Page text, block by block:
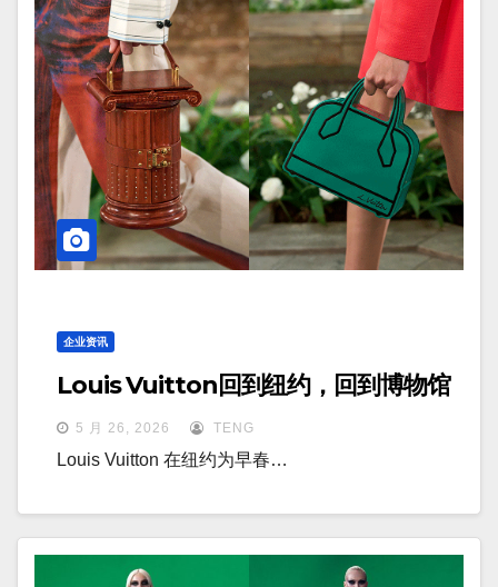
企业资讯
Louis Vuitton回到纽约，回到博物馆
5 月 26, 2026 TENG
Louis Vuitton 在纽约为早春…